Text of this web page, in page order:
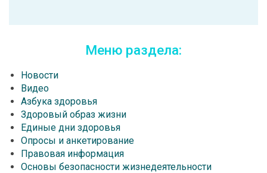
Меню раздела:
Новости
Видео
Азбука здоровья
Здоровый образ жизни
Единые дни здоровья
Опросы и анкетирование
Правовая информация
Основы безопасности жизнедеятельности